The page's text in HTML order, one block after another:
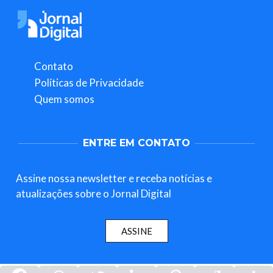
Contato
Políticas de Privacidade
Quem somos
ENTRE EM CONTATO
Assine nossa newsletter e receba notícias e
atualizações sobre o Jornal Digital
ASSINE